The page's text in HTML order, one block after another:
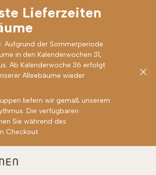
Lieferzeiten
Aufgrund der Sommerperiode
in den Kalenderwochen 31,
Ab Kalenderwoche 36 erfolgt
Alleebäume wieder
liefern wir gemäß unserem
Die verfügbaren
Sie während des
Checkout.